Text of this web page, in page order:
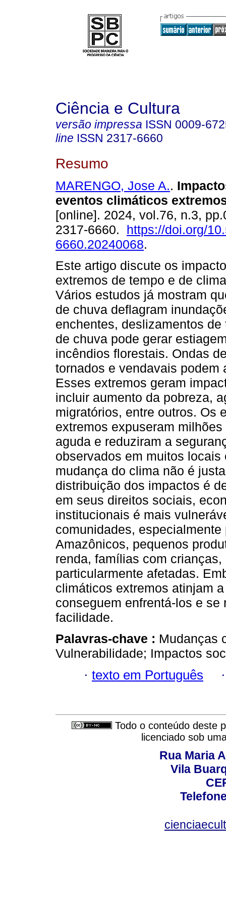
Ciência e Cultura
versão impressa ISSN 0009-
line ISSN 2317-6660
Resumo
MARENGO, Jose A..
eventos climáticos
[online]. 2024, vol.76, n.3,
2317-6660. https://doi.org/
6660.20240068.
Este artigo discute os
extremos de tempo e de
Vários estudos já mostram
de chuva deflagram
enchentes, deslizamentos de
de chuva pode gerar
incêndios florestais. Ondas
tornados e vendavais podem
Esses extremos geram
incluir aumento da pobreza,
migratórios, entre outros. Os
extremos expuseram
aguda e reduziram a
observados em muitos
mudança do clima não é
distribuição dos impactos é
em seus direitos sociais,
institucionais é mais
comunidades,
Amazônicos, pequenos
renda, famílias com
particularmente afetadas.
climáticos extremos atinjam
conseguem enfrentá-los e
facilidade.
Palavras-chave : Mudanças
Vulnerabilidade; Impactos
· texto em Português
Todo o conteúdo deste
licenciado sob
Rua Maria
Vila